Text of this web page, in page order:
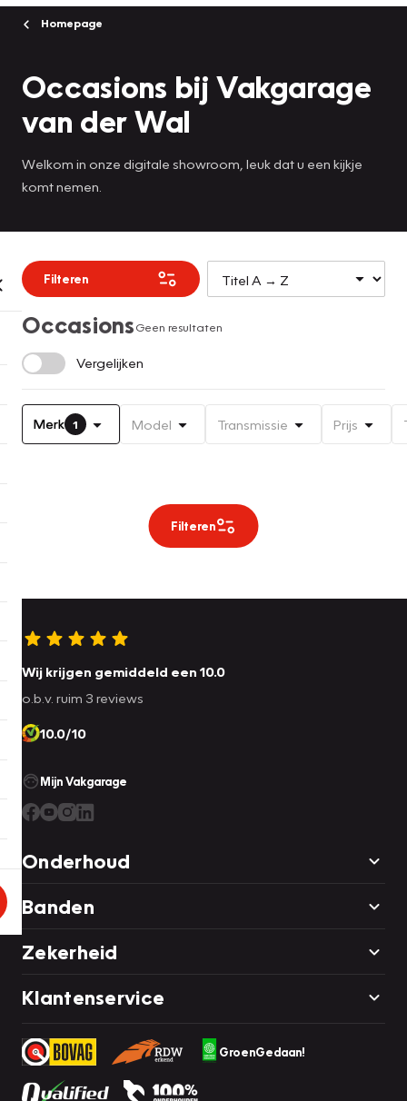
Homepage
Occasions bij Vakgarage
van der Wal
Welkom in onze digitale showroom, leuk dat u een kijkje
komt nemen.
Filteren
OccasionsGeen resultaten
Vergelijken
Merk 1 Model Transmissie Prijs
Filteren
Wij krijgen gemiddeld een 10.0
o.b.v. ruim 3 reviews
10.0/10
Mijn Vakgarage
Onderhoud
Banden
Zekerheid
Klantenservice
GroenGedaan!